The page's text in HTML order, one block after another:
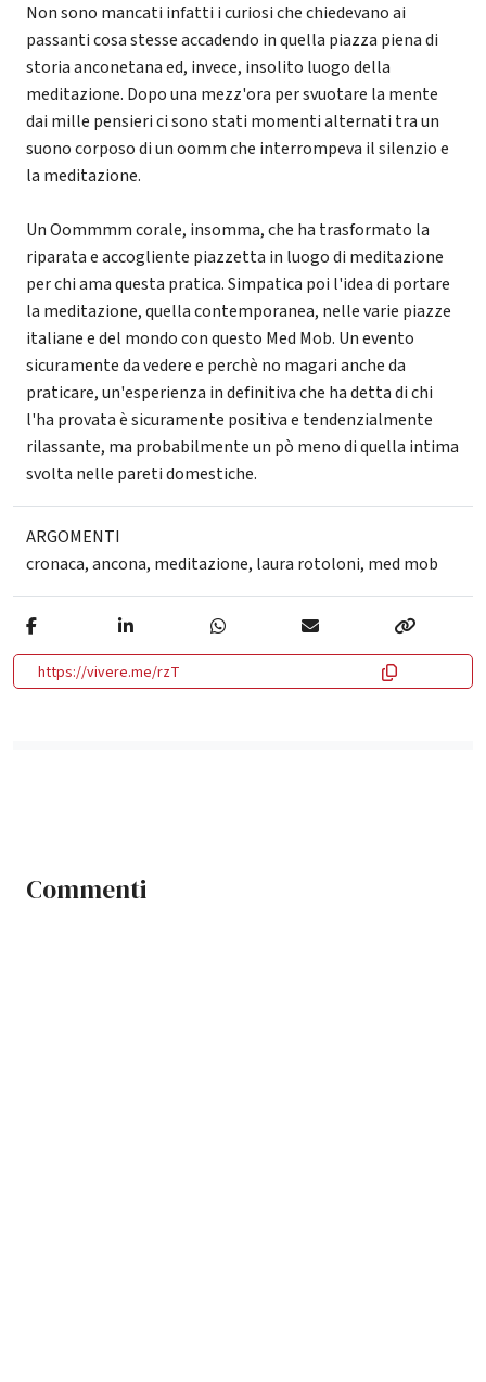
Non sono mancati infatti i curiosi che chiedevano ai
passanti cosa stesse accadendo in quella piazza piena di
storia anconetana ed, invece, insolito luogo della
meditazione. Dopo una mezz'ora per svuotare la mente
dai mille pensieri ci sono stati momenti alternati tra un
suono corposo di un oomm che interrompeva il silenzio e
la meditazione.
Un Oommmm corale, insomma, che ha trasformato la
riparata e accogliente piazzetta in luogo di meditazione
per chi ama questa pratica. Simpatica poi l'idea di portare
la meditazione, quella contemporanea, nelle varie piazze
italiane e del mondo con questo Med Mob. Un evento
sicuramente da vedere e perchè no magari anche da
praticare, un'esperienza in definitiva che ha detta di chi
l'ha provata è sicuramente positiva e tendenzialmente
rilassante, ma probabilmente un pò meno di quella intima
svolta nelle pareti domestiche.
ARGOMENTI
cronaca,ancona, meditazione, laura rotoloni, med mob
https://vivere.me/rzT
Commenti